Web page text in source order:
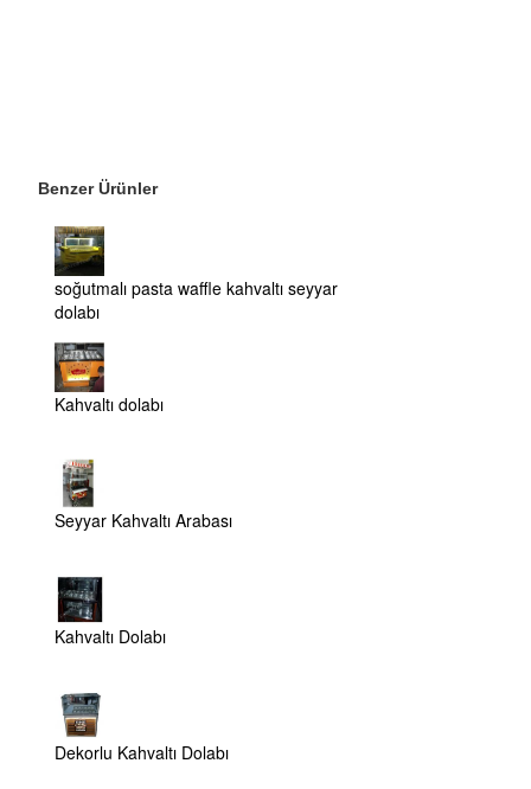
Benzer Ürünler
soğutmalı pasta waffle kahvaltı seyyar
dolabı
Kahvaltı dolabı
Seyyar Kahvaltı Arabası
Kahvaltı Dolabı
Dekorlu Kahvaltı Dolabı